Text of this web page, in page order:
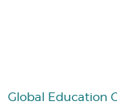
Global Education